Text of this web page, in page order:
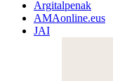
Argitalpenak
AMAonline.eus
JAI